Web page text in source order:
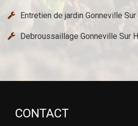
Entretien de jardin Gonneville
Debroussaillage Gonneville Sur
CONTACT